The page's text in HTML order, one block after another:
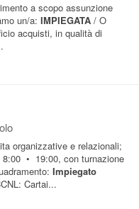
a scopo assunzione
un/a: IMPIEGATA / O
acquisti, in qualità di
organizzative e relazionali;
8:00 • 19:00, con turnazione
Impiegato
Cartai...